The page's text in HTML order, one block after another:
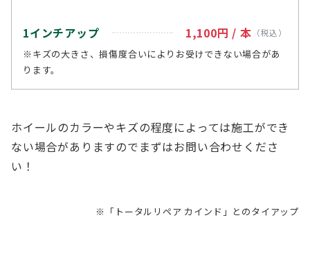
1インチアップ 1,100円 / 本 （税込）
※キズの大きさ、損傷度合いによりお受けできない場合があ
ります。
ホイールのカラーやキズの程度によっては施工ができ
ない場合がありますのでまずはお問い合わせくださ
い！
※「トータルリペア カインド」とのタイアップ